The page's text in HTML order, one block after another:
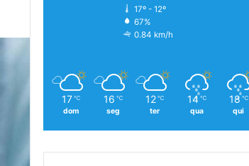
17º - 12º
67%
0.84 km/h
17 ℃
dom
16 ℃
seg
12 ℃
ter
14 ℃
qua
18 ℃
qui